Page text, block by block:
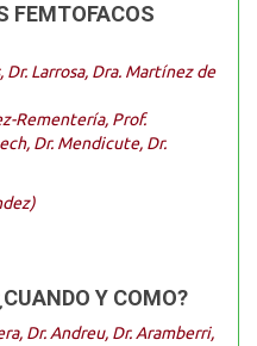
FEMTOFACOS
Dr. Larrosa, Dra. Martínez de
Rementería, Prof.
Dr. Mendicute, Dr.
Y COMO?
Dr. Andreu, Dr. Aramberri,